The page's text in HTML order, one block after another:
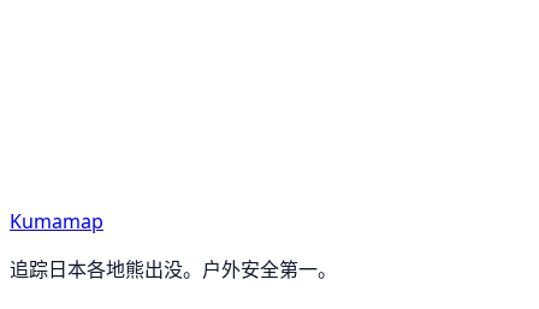
Kumamap
追踪日本各地熊出没。户外安全第一。